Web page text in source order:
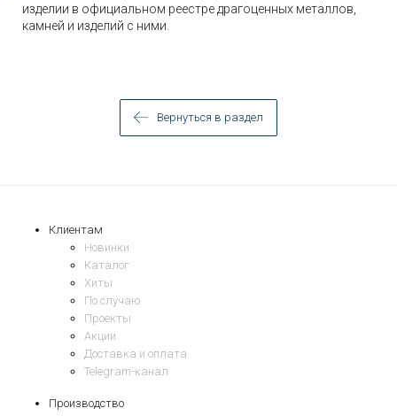
изделии в официальном реестре драгоценных металлов,
камней и изделий с ними.
Вернуться в раздел
Клиентам
Новинки
Каталог
Хиты
По случаю
Проекты
Акции
Доставка и оплата
Telegram-канал
Производство